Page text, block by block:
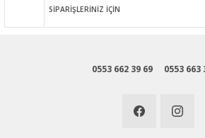
SİPARİŞLERİNİZ İÇİN
0553 662 39 69 0553 663